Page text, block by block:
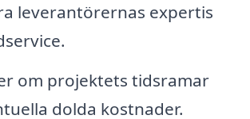
leverantörernas expertis
om projektets tidsramar
dolda kostnader.